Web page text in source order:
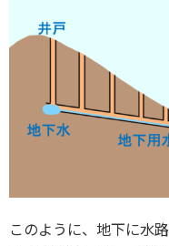
このように、地下に水